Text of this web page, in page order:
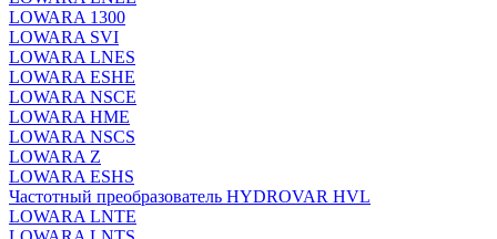
LOWARA 1300
LOWARA SVI
LOWARA LNES
LOWARA ESHE
LOWARA NSCE
LOWARA HME
LOWARA NSCS
LOWARA Z
LOWARA ESHS
Частотный преобразователь HYDROVAR HVL
LOWARA LNTE